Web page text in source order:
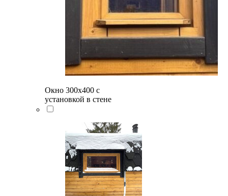
Окно 300х400 с
установкой в стене